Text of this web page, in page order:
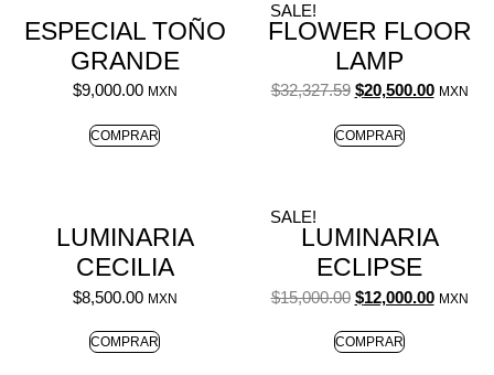
ESPECIAL TOÑO
GRANDE
$9,000.00 MXN
COMPRAR
SALE!
FLOWER FLOOR
LAMP
$32,327.59 $20,500.00 MXN
COMPRAR
LUMINARIA
CECILIA
$8,500.00 MXN
COMPRAR
SALE!
LUMINARIA
ECLIPSE
$15,000.00 $12,000.00 MXN
COMPRAR